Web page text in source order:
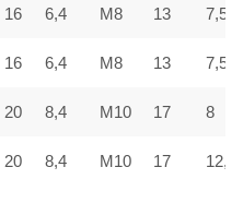
16 6,4 M8 13 7,5
16 6,4 M8 13 7,5
20 8,4 M10 17 8
20 8,4 M10 17 12,5